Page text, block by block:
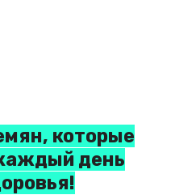
которые
день